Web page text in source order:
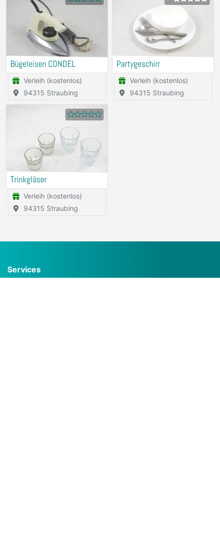
Bügeleisen CONDEL
Verleih (kostenlos)
94315 Straubing
Partygeschirr
Verleih (kostenlos)
94315 Straubing
Trinkgläser
Verleih (kostenlos)
94315 Straubing
Services